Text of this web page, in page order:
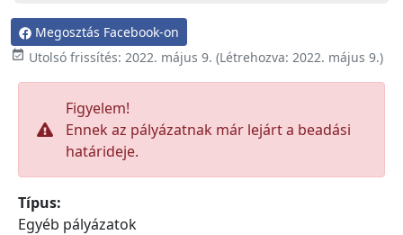
Megosztás Facebook-on
 Utolsó frissítés: 2022. május 9. (Létrehozva: 2022. május 9.)
Figyelem!
Ennek az pályázatnak már lejárt a beadási
határideje.
Típus:
Egyéb pályázatok